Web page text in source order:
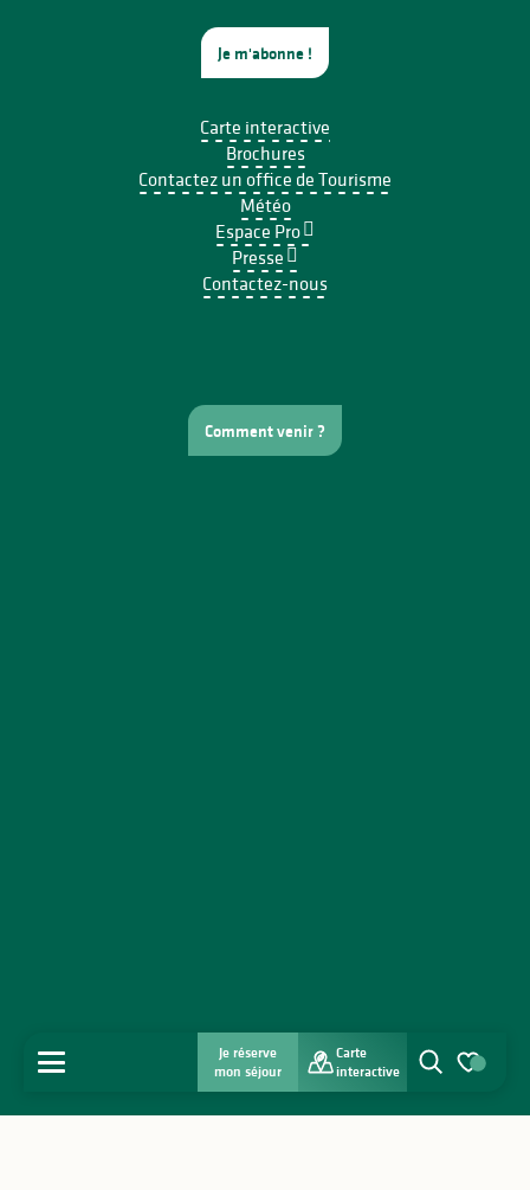
Je réserve
mon séjour
Carte
interactive
Je m'abonne !
Carte interactive
Brochures
Contactez un office de Tourisme
Météo
Espace Pro
Presse
Contactez-nous
Comment venir ?